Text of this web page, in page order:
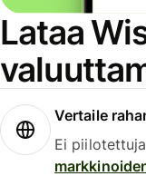
Lataa
Vertaile
Ei